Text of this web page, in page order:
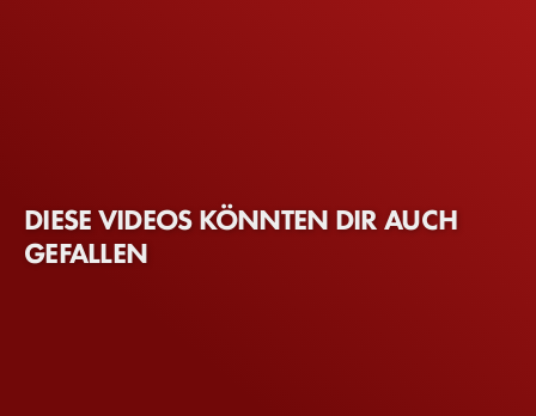
DIESE VIDEOS KÖNNTEN DIR AUCH
GEFALLEN